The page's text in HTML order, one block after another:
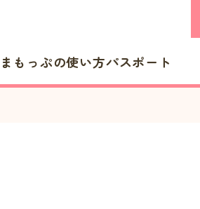
まもっぷの使い方パスポート